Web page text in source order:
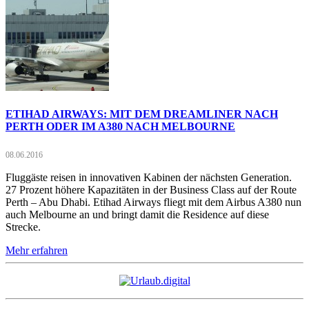
ETIHAD AIRWAYS: MIT DEM DREAMLINER NACH
PERTH ODER IM A380 NACH MELBOURNE
08.06.2016
Fluggäste reisen in innovativen Kabinen der nächsten Generation.
27 Prozent höhere Kapazitäten in der Business Class auf der Route
Perth – Abu Dhabi. Etihad Airways fliegt mit dem Airbus A380 nun
auch Melbourne an und bringt damit die Residence auf diese
Strecke.
Mehr erfahren